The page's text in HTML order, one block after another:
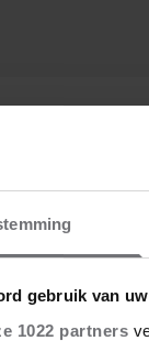
gebruik van
1022 partners